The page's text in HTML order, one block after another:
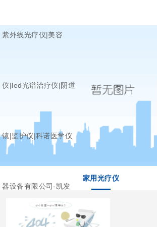
紫外线光疗仪|美容
仪|led光谱治疗仪|阴道
镜|监护仪|科诺医学仪
器设备有限公司-凯发
家用光疗仪